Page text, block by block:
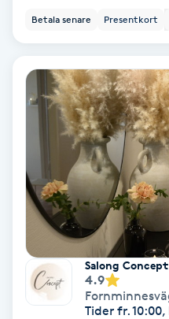
Bottenfärg
Brynformning
Brynfärgning
Brynplockning
Bröllopsuppsättning
Celluliter
Coachning
Betala senare Presentkort
Salong Concept
4.9
Tider fr.